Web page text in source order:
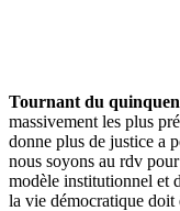
Tournant du
massivement les plus
donne plus de justice a
nous soyons au rdv
modèle institutionnel et
la vie démocratique doit